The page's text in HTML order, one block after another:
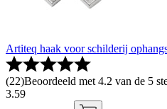
Artiteq haak voor schilderij
(22)Beoordeeld met 4.2 van de 5
3.59